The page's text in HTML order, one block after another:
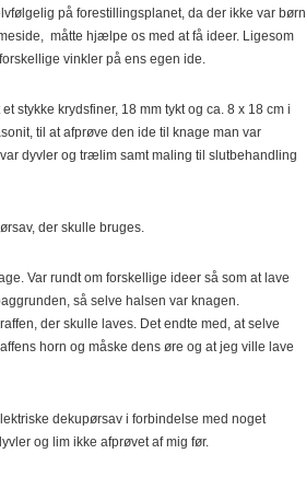
på forestillingsplanet, da der ikke var børn
måtte hjælpe os med at få ideer. Ligesom
vinkler på ens egen ide.
stykke krydsfiner, 18 mm tykt og ca. 8 x 18 cm i
til at afprøve den ide til knage man var
dyvler og trælim samt maling til slutbehandling
der skulle bruges.
Var rundt om forskellige ideer så som at lave
så selve halsen var knagen.
der skulle laves. Det endte med, at selve
horn og måske dens øre og at jeg ville lave
dekupørsav i forbindelse med noget
og lim ikke afprøvet af mig før.